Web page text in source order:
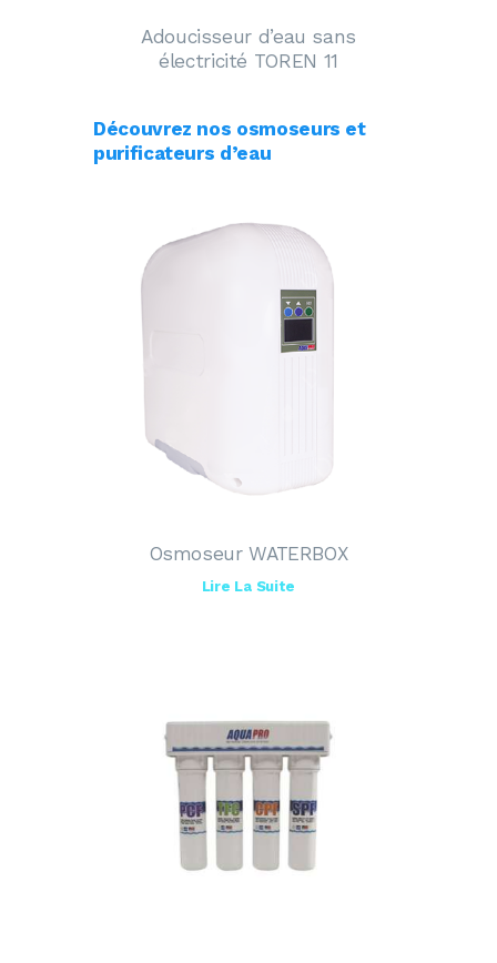
Adoucisseur d’eau sans
électricité TOREN 11
Découvrez nos osmoseurs et
purificateurs d’eau
Osmoseur WATERBOX
Lire La Suite